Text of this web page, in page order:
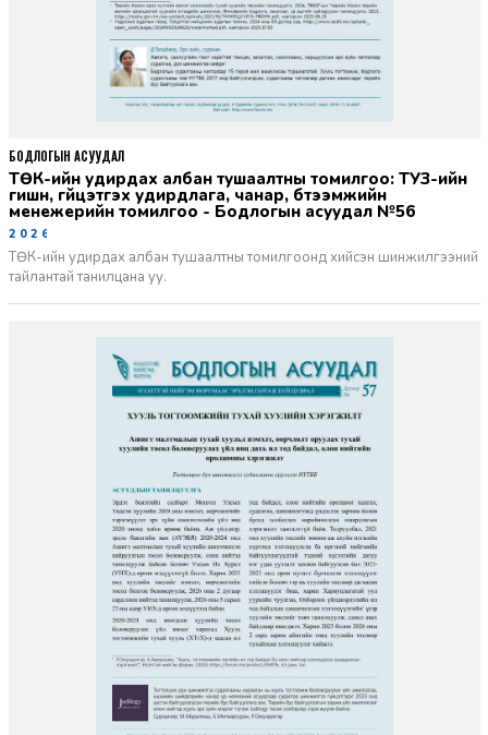
ТӨК-ийн удирдах албан тушаалтны томилгоо: ТУЗ-ийн
гишүүн, гүйцэтгэх удирдлага, чанар, бүтээмжийн
менежерийн томилгоо - Бодлогын асуудал №56
2026-06-02
ТӨК-ийн удирдах албан тушаалтны томилгоонд хийсэн шинжилгээний
тайлантай танилцана уу.
БОДЛОГЫН АСУУДАЛ